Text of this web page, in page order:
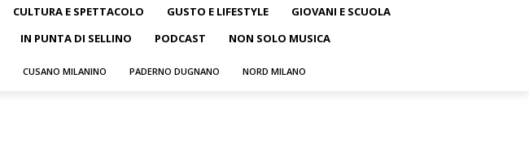
CULTURA E SPETTACOLO GUSTO E LIFESTYLE
GIOVANI E SCUOLA
IN PUNTA DI SELLINO PODCAST NON SOLO MUSICA
CUSANO MILANINO PADERNO DUGNANO NORD MILANO